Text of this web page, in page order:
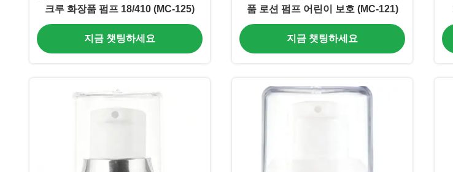
크루 화장품 펌프 18/410 (MC-125)
지금 챗팅하세요
품 로션 펌프 어린이 보호 (MC-121)
지금 챗팅하세요